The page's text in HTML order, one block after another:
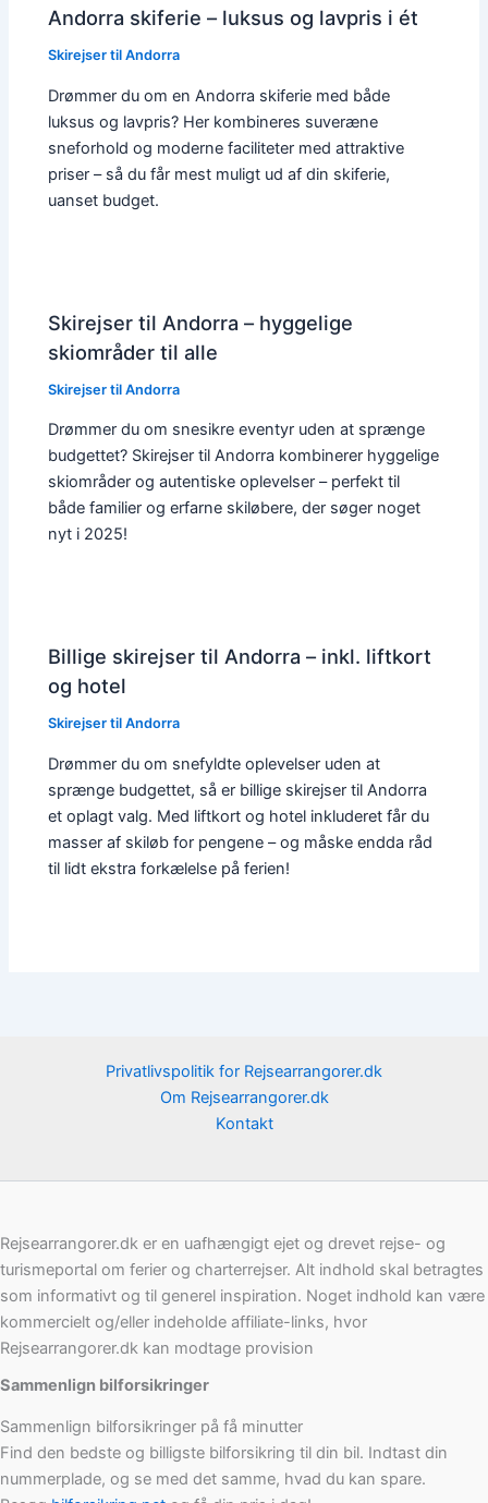
Andorra skiferie – luksus og lavpris i ét
Skirejser til Andorra
Drømmer du om en Andorra skiferie med både
luksus og lavpris? Her kombineres suveræne
sneforhold og moderne faciliteter med attraktive
priser – så du får mest muligt ud af din skiferie,
uanset budget.
Skirejser til Andorra – hyggelige
skiområder til alle
Skirejser til Andorra
Drømmer du om snesikre eventyr uden at sprænge
budgettet? Skirejser til Andorra kombinerer hyggelige
skiområder og autentiske oplevelser – perfekt til
både familier og erfarne skiløbere, der søger noget
nyt i 2025!
Billige skirejser til Andorra – inkl. liftkort
og hotel
Skirejser til Andorra
Drømmer du om snefyldte oplevelser uden at
sprænge budgettet, så er billige skirejser til Andorra
et oplagt valg. Med liftkort og hotel inkluderet får du
masser af skiløb for pengene – og måske endda råd
til lidt ekstra forkælelse på ferien!
Privatlivspolitik for Rejsearrangorer.dk
Om Rejsearrangorer.dk
Kontakt
Rejsearrangorer.dk er en uafhængigt ejet og drevet rejse- og
turismeportal om ferier og charterrejser. Alt indhold skal betragtes
som informativt og til generel inspiration. Noget indhold kan være
kommercielt og/eller indeholde affiliate-links, hvor
Rejsearrangorer.dk kan modtage provision
Sammenlign bilforsikringer
Sammenlign bilforsikringer på få minutter
Find den bedste og billigste bilforsikring til din bil. Indtast din
nummerplade, og se med det samme, hvad du kan spare.